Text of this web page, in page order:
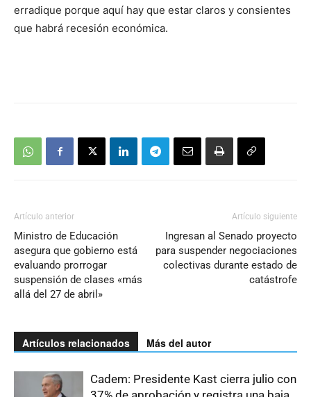
erradique porque aquí hay que estar claros y consientes
que habrá recesión económica.
Artículo anterior
Ministro de Educación
asegura que gobierno está
evaluando prorrogar
suspensión de clases «más
allá del 27 de abril»
Artículo siguiente
Ingresan al Senado proyecto
para suspender negociaciones
colectivas durante estado de
catástrofe
Artículos relacionados Más del autor
Cadem: Presidente Kast cierra julio con